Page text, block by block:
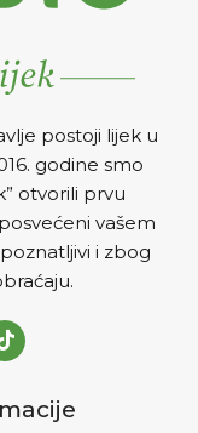
postoji lijek u
godine smo
otvorili prvu
vašem
i zbog